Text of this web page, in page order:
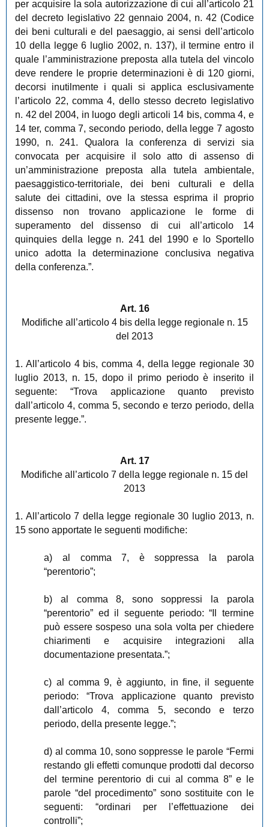
per acquisire la sola autorizzazione di cui all’articolo 21
del decreto legislativo 22 gennaio 2004, n. 42 (Codice
dei beni culturali e del paesaggio, ai sensi dell’articolo
10 della legge 6 luglio 2002, n. 137), il termine entro il
quale l’amministrazione preposta alla tutela del vincolo
deve rendere le proprie determinazioni è di 120 giorni,
decorsi inutilmente i quali si applica esclusivamente
l’articolo 22, comma 4, dello stesso decreto legislativo
n. 42 del 2004, in luogo degli articoli 14 bis, comma 4, e
14 ter, comma 7, secondo periodo, della legge 7 agosto
1990, n. 241. Qualora la conferenza di servizi sia
convocata per acquisire il solo atto di assenso di
un’amministrazione preposta alla tutela ambientale,
paesaggistico-territoriale, dei beni culturali e della
salute dei cittadini, ove la stessa esprima il proprio
dissenso non trovano applicazione le forme di
superamento del dissenso di cui all’articolo 14
quinquies della legge n. 241 del 1990 e lo Sportello
unico adotta la determinazione conclusiva negativa
della conferenza.”.
Art. 16
Modifiche all’articolo 4 bis della legge regionale n. 15
del 2013
1. All’articolo 4 bis, comma 4, della legge regionale 30
luglio 2013, n. 15, dopo il primo periodo è inserito il
seguente: “Trova applicazione quanto previsto
dall’articolo 4, comma 5, secondo e terzo periodo, della
presente legge.”.
Art. 17
Modifiche all’articolo 7 della legge regionale n. 15 del
2013
1. All’articolo 7 della legge regionale 30 luglio 2013, n.
15 sono apportate le seguenti modifiche:
a) al comma 7, è soppressa la parola
“perentorio”;
b) al comma 8, sono soppressi la parola
“perentorio” ed il seguente periodo: “Il termine
può essere sospeso una sola volta per chiedere
chiarimenti e acquisire integrazioni alla
documentazione presentata.”;
c) al comma 9, è aggiunto, in fine, il seguente
periodo: “Trova applicazione quanto previsto
dall’articolo 4, comma 5, secondo e terzo
periodo, della presente legge.”;
d) al comma 10, sono soppresse le parole “Fermi
restando gli effetti comunque prodotti dal decorso
del termine perentorio di cui al comma 8” e le
parole “del procedimento” sono sostituite con le
seguenti: “ordinari per l’effettuazione dei
controlli”;